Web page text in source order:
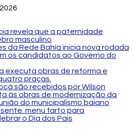
revela que a paternidade
masculino
da Rede Bahia inicia nova rodada
os candidatos ao Governo do
executa obras de reforma e
praças.
são recebidos por Wilson
às obras de modernização da
do municipalismo baiano
menu farto para
o Dia dos Pais